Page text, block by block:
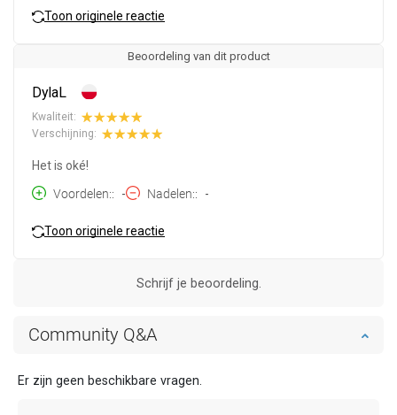
Toon originele reactie
Beoordeling van dit product
DylaL
Kwaliteit:
Verschijning:
Het is oké!
Voordelen:
- Nadelen: -
Toon originele reactie
Schrijf je beoordeling.
Community Q&A
Er zijn geen beschikbare vragen.